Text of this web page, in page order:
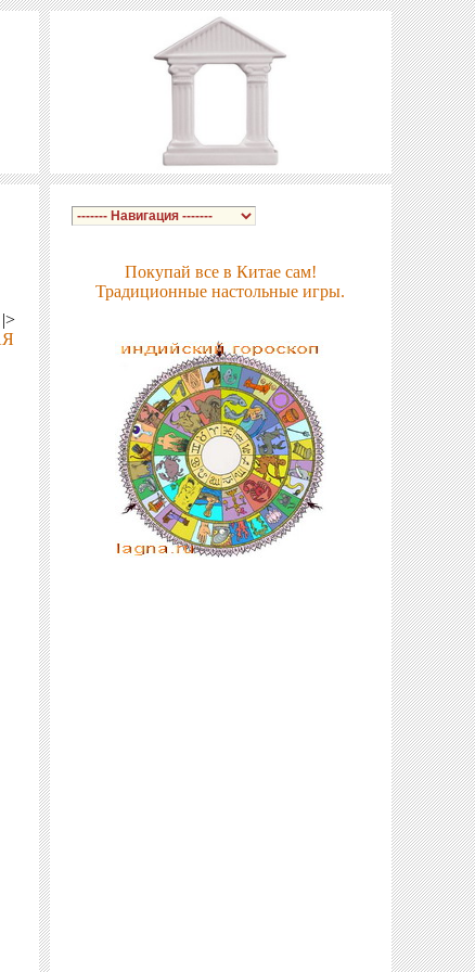
|>
Покупай все в Китае сам!
Традиционные настольные игры.